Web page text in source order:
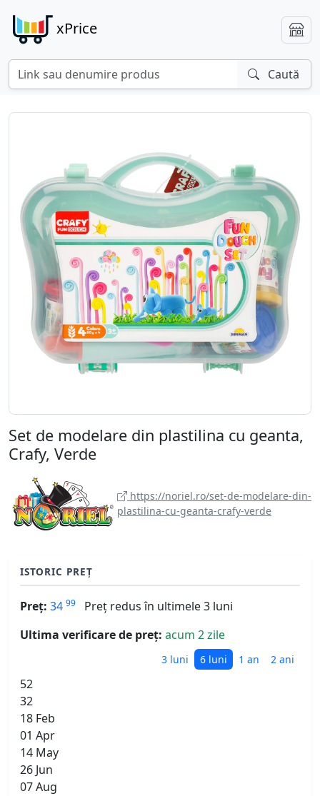
xPrice
Caută
Set de modelare din plastilina cu geanta,
Crafy, Verde
https://noriel.ro/set-de-modelare-din-
plastilina-cu-geanta-crafy-verde
ISTORIC PREȚ
Preț: 34 99
Preț redus în ultimele 3 luni
Ultima verificare de preț: acum 2 zile
3 luni 6 luni 1 an 2 ani
52
32
18 Feb
01 Apr
14 May
26 Jun
07 Aug